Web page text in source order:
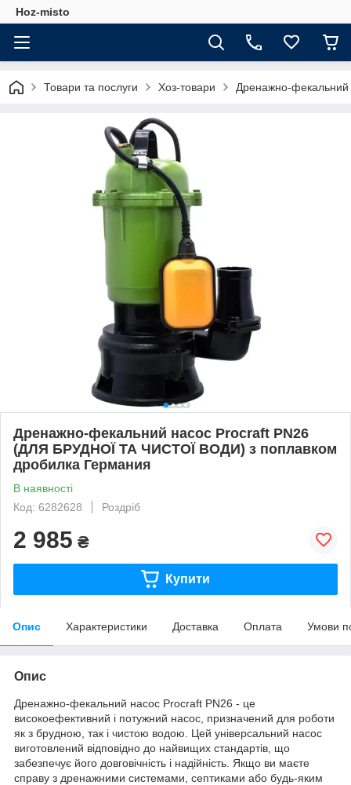
Hoz-misto
Товари та послуги Хоз-товари Дренажно-
Дренажно-фекальний насос Procraft PN26
(ДЛЯ БРУДНОЇ ТА ЧИСТОЇ ВОДИ) з поплавком
дробилка Германия
В наявності
Код: 6282628
Роздріб
2 985 ₴
Купити
Опис Характеристики Доставка Оплата Умови
Опис
Дренажно-фекальний насос Procraft PN26 - це
високоефективний і потужний насос, призначений для роботи
як з брудною, так і чистою водою. Цей універсальний насос
виготовлений відповідно до найвищих стандартів, що
забезпечує його довговічність і надійність. Якщо ви маєте
справу з дренажними системами, септиками або будь-яким